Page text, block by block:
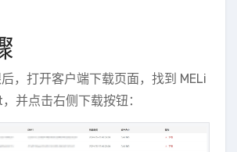
，打开客户端下载页面，找到 MELi
并点击右侧下载按钮：